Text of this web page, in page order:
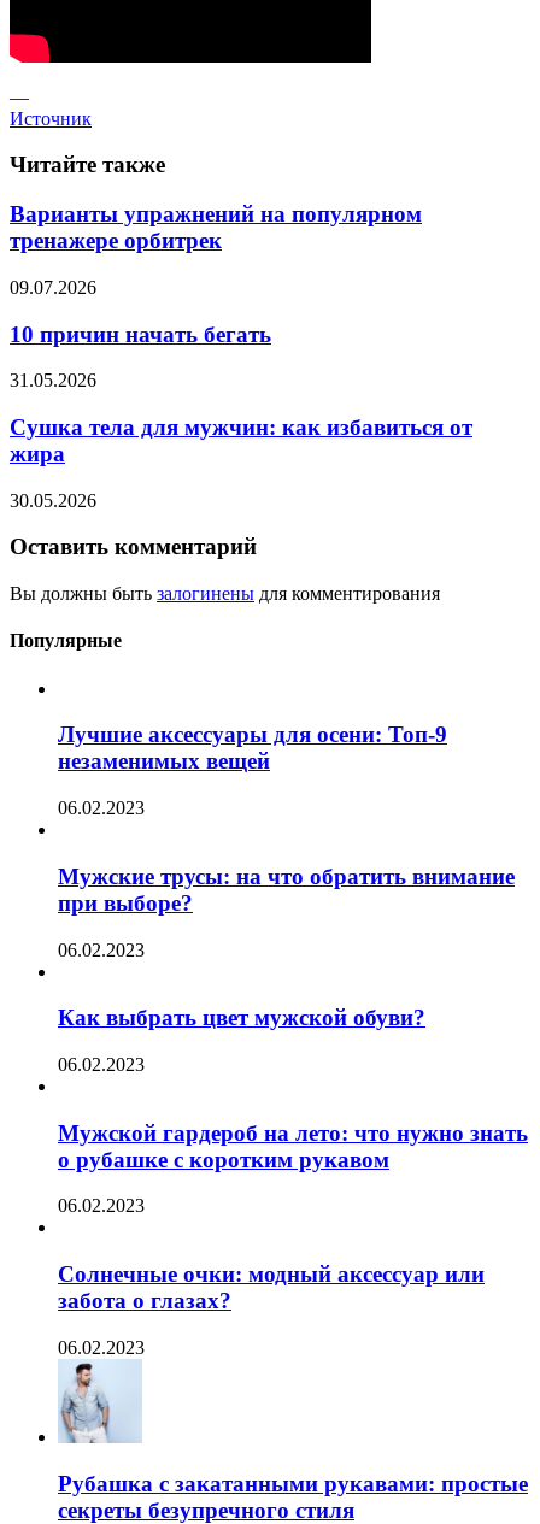
—
Источник
Читайте также
Варианты упражнений на популярном
тренажере орбитрек
09.07.2026
10 причин начать бегать
31.05.2026
Сушка тела для мужчин: как избавиться от
жира
30.05.2026
Оставить комментарий
Вы должны быть залогинены для комментирования
Популярные
Лучшие аксессуары для осени: Топ-9
незаменимых вещей
06.02.2023
Мужские трусы: на что обратить внимание
при выборе?
06.02.2023
Как выбрать цвет мужской обуви?
06.02.2023
Мужской гардероб на лето: что нужно знать
о рубашке с коротким рукавом
06.02.2023
Солнечные очки: модный аксессуар или
забота о глазах?
06.02.2023
Рубашка с закатанными рукавами: простые
секреты безупречного стиля